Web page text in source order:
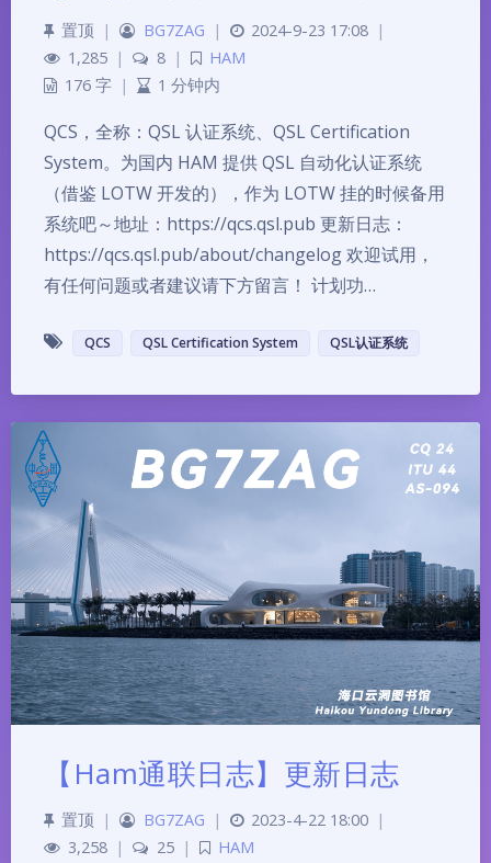
置顶 | BG7ZAG | 2024-9-23 17:08 |
1,285 | 8 |
HAM
176 字 | 1 分钟内
QCS，全称：QSL 认证系统、QSL Certification
System。为国内 HAM 提供 QSL 自动化认证系统
（借鉴 LOTW 开发的），作为 LOTW 挂的时候备用
系统吧～地址：https://qcs.qsl.pub 更新日志：
https://qcs.qsl.pub/about/changelog 欢迎试用，
有任何问题或者建议请下方留言！ 计划功…
QCS QSL Certification System QSL认证系统
【Ham通联日志】更新日志
置顶 | BG7ZAG | 2023-4-22 18:00 |
3,258 | 25 |
HAM